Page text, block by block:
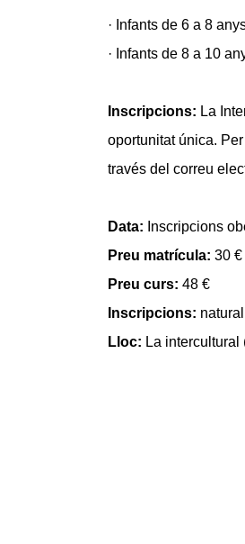
· Infants de 6 a 8
· Infants de 8 a 10
Inscripcions: La
oportunitat única.
través del correu
Data: Inscripcions
Preu matrícula: 30 €
Preu curs: 48 €
Inscripcions:
Lloc: La intercultural